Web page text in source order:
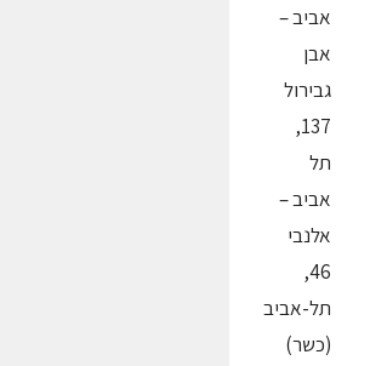
אביב –
אבן
גבירול
137,
תל
אביב –
אלנבי
46,
תל-אביב
(כשר)